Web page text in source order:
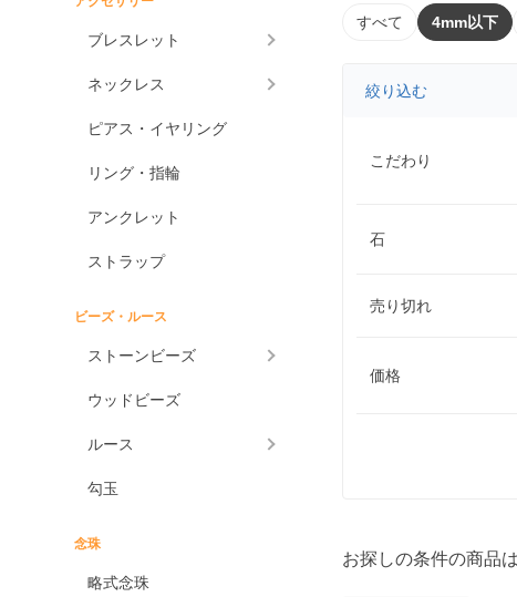
ブレスレット
ネックレス
ピアス・イヤリング
リング・指輪
アンクレット
ストラップ
ビーズ・ルース
ストーンビーズ
ウッドビーズ
ルース
勾玉
念珠
略式念珠
すべて 4mm以下
絞り込む
こだわり
石
売り切れ
価格
お探しの条件の商品